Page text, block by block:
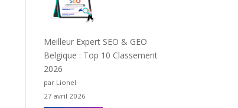
Meilleur Expert SEO & GEO
Belgique : Top 10 Classement
2026
par Lionel
27 avril 2026